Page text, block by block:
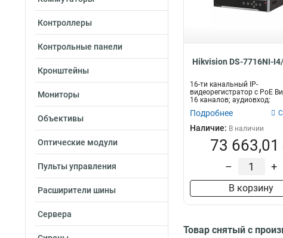
Контроллеры
Контрольные панели
Кронштейны
Мониторы
Объективы
Оптические модули
Пульты управления
Расширители шины
Сервера
5вт 1
50вт 1
105вт 2
180вт 2
4
75вт 4
65вт 4
Hikvision DS-7716NI-
16-ти канальный IP-
видеорегистратор c PoE
16 каналов; аудиовход:
двустороннее аудио...
Подробнее
Наличие: В наличии
73 663,01
– +
В корзину
Товар снятый с